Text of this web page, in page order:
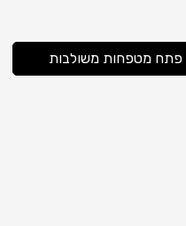
פתח מטפחות משולבות